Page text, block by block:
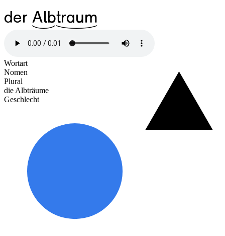
der ^18Alb^33traum
Wortart
Nomen
Plural
die Albträume
Geschlecht